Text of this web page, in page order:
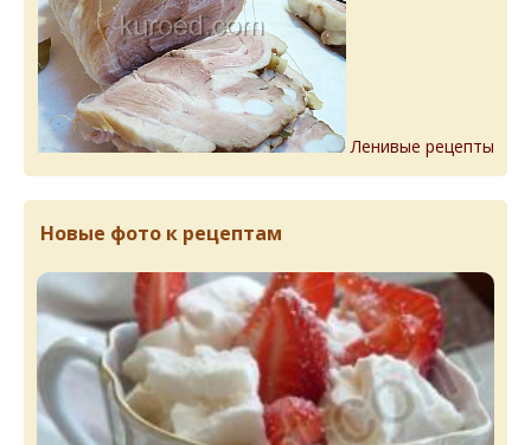
Ленивые рецепты
Новые фото к рецептам